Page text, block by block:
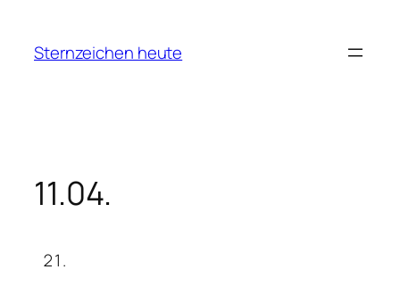
springen
Sternzeichen heute
11.04.